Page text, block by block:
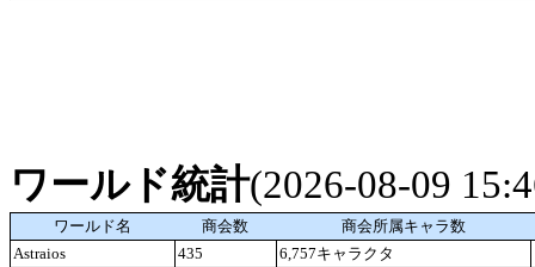
ワールド統計(2026-08-09
ワールド名 商会数
商会所属キャラ数
Astraios
435 6,757キャラクタ